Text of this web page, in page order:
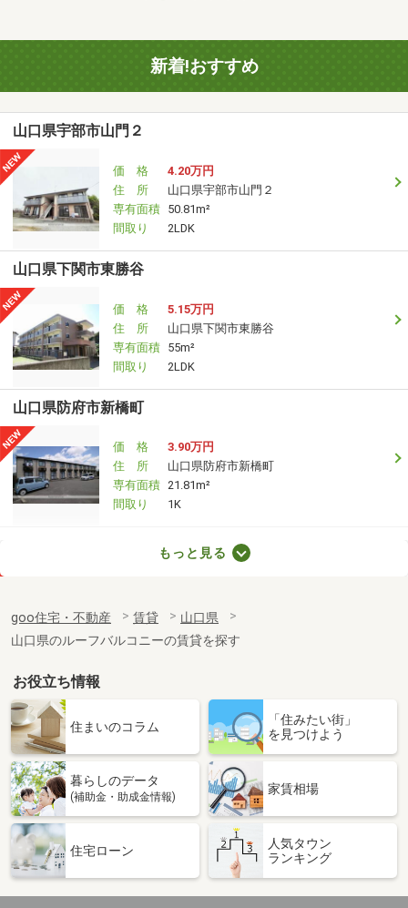
新着!おすすめ
山口県宇部市山門２
価 格
4.20万円
住 所
山口県宇部市山門２
専有面積 50.81m²
間取り
2LDK
山口県下関市東勝谷
価 格
5.15万円
住 所
山口県下関市東勝谷
専有面積 55m²
間取り
2LDK
山口県防府市新橋町
価 格
3.90万円
住 所
山口県防府市新橋町
専有面積 21.81m²
間取り
1K
専有面積
45.89m²
間取り
1LDK
山口県宇部市西宇部北２丁目
価 格
4.10万円
山口県宇部市西宇部北２丁目
専有面積 22.35m²
間取り
山口県下関市石神町
住 所
山口県下関市石神町
専有面積 25.89m²
もっと見る
goo住宅・不動産 賃貸
山口県
山口県のルーフバルコニーの賃貸を探す
お役立ち情報
住まいのコラム
「住みたい街」
を見つけよう
暮らしのデータ
(補助金・助成金情報)
家賃相場
住宅ローン
人気タウン
ランキング